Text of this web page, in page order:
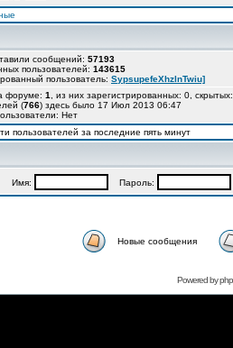
сообщений: 57193
пользователей: 143615
пользователь: SypsupefeXhzlnTwiu]
форуме: 1
, из них зарегистрированных: 0,
(766) здесь было 17 Июл 2013 06:47
Нет
пользователей за последние пять минут
Имя: Пароль:
Новые сообщения
Powered by